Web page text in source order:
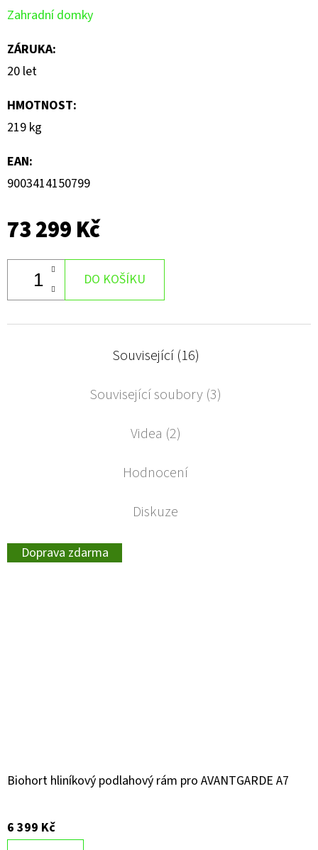
Zahradní domky
ZÁRUKA:
20 let
HMOTNOST:
219 kg
EAN:
9003414150799
73 299 Kč
DO KOŠÍKU
Související (16)
Související soubory (3)
Videa (2)
Hodnocení
Diskuze
Doprava zdarma
Biohort hliníkový podlahový rám pro AVANTGARDE A7
6 399 Kč